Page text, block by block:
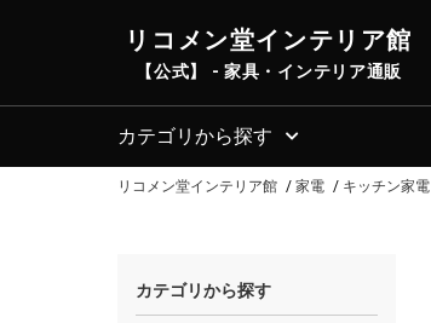
リコメン堂インテリア館
【公式】 - 家具・インテリア通販
カテゴリから探す
リコメン堂インテリア館 家電 キッチン家電
カテゴリから探す